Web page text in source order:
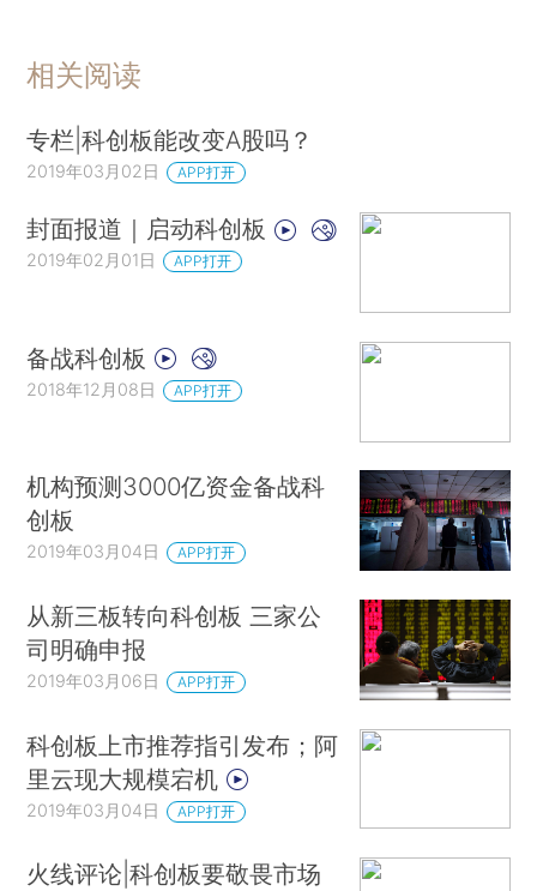
相关阅读
专栏|科创板能改变A股吗？
2019年03月02日 APP打开
封面报道｜启动科创板
2019年02月01日 APP打开
备战科创板
2018年12月08日 APP打开
机构预测3000亿资金备战科
创板
2019年03月04日 APP打开
从新三板转向科创板 三家公
司明确申报
2019年03月06日 APP打开
科创板上市推荐指引发布；阿
里云现大规模宕机
2019年03月04日 APP打开
火线评论|科创板要敬畏市场